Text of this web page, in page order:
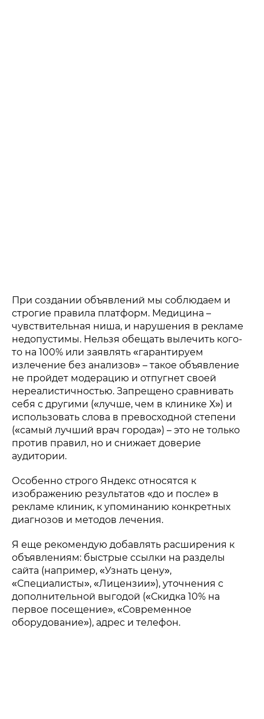
При создании объявлений мы соблюдаем и
строгие правила платформ. Медицина –
чувствительная ниша, и нарушения в рекламе
недопустимы. Нельзя обещать вылечить кого-
то на 100% или заявлять «гарантируем
излечение без анализов» – такое объявление
не пройдет модерацию и отпугнет своей
нереалистичностью. Запрещено сравнивать
себя с другими («лучше, чем в клинике Х») и
использовать слова в превосходной степени
(«самый лучший врач города») – это не только
против правил, но и снижает доверие
аудитории.
Особенно строго Яндекс относятся к
изображению результатов «до и после» в
рекламе клиник, к упоминанию конкретных
диагнозов и методов лечения.
Я еще рекомендую добавлять расширения к
объявлениям: быстрые ссылки на разделы
сайта (например, «Узнать цену»,
«Специалисты», «Лицензии»), уточнения с
дополнительной выгодой («Скидка 10% на
первое посещение», «Современное
оборудование»), адрес и телефон.